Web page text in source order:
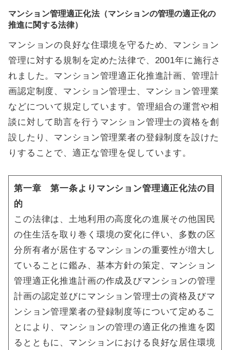
マンション管理適正化法（マンションの管理の適正化の
推進に関する法律）
マンションの良好な住環境を守るため、マンション
管理に対する規制を定めた法律で、2001年に施行さ
れました。マンション管理適正化推進計画、管理計
画認定制度、マンション管理士、マンション管理業
などについて規定しています。管理組合の運営や相
談に対して助言を行うマンション管理士の資格を創
設したり、マンション管理業者の登録制度を設けた
りすることで、適正な管理を促しています。
第一章 第一条よりマンション管理適正化法の目
的
この法律は、土地利用の高度化の進展その他国民
の住生活を取り巻く環境の変化に伴い、多数の区
分所有者が居住するマンションの重要性が増大し
ていることに鑑み、基本方針の策定、マンション
管理適正化推進計画の作成及びマンションの管理
計画の認定並びにマンション管理士の資格及びマ
ンション管理業者の登録制度等について定めるこ
とにより、マンションの管理の適正化の推進を図
るとともに、マンションにおける良好な居住環境